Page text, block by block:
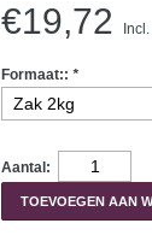
€19,72
Formaat:: *
Aantal:
TOEVOEGEN AAN